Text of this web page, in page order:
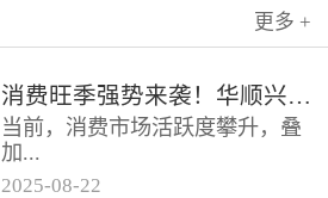
更多 +
消费旺季强势来袭！华顺兴业携手科思创 TPU，为手机护套行业注入破局新动能，抢占市场制高点
当前，消费市场活跃度攀升，叠
加...
2025-08-22